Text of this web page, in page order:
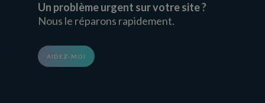
Un problème urgent sur votre site ?
Nous le réparons rapidement.
AIDEZ-MOI